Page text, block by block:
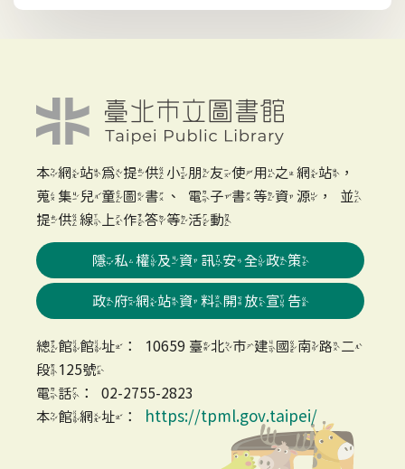
本網站為提供小朋友使用之網站，
蒐集兒童圖書、電子書等資源，並
提供線上作答等活動
隱私權及資訊安全政策
政府網站資料開放宣告
總館館址：10659 臺北市建國南路二
段125號
電話：02-2755-2823
本館網址：
https://tpml.gov.taipei/